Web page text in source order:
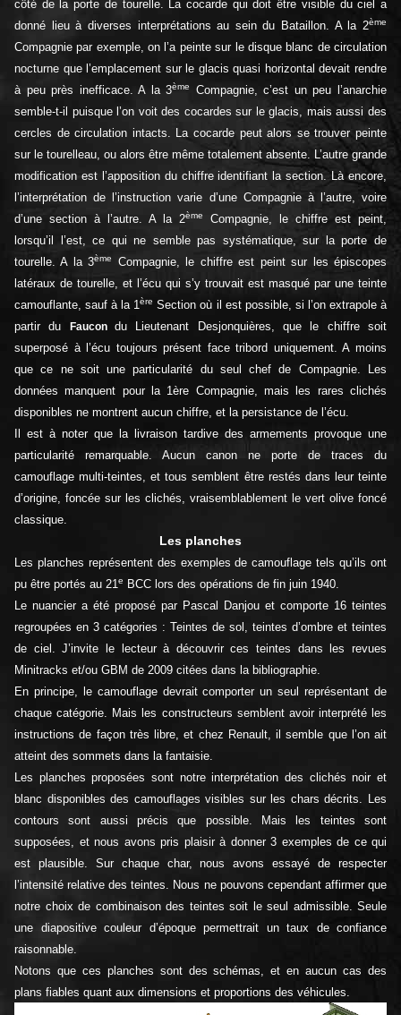
côté de la porte de tourelle. La cocarde qui doit être visible du ciel a
donné lieu à diverses interprétations au sein du Bataillon. A la 2ème
Compagnie par exemple, on l’a peinte sur le disque blanc de circulation
nocturne que l’emplacement sur le glacis quasi horizontal devait rendre
à peu près inefficace. A la 3ème
Compagnie, c’est un peu l’anarchie
semble-t-il puisque l’on voit des cocardes sur le glacis, mais aussi des
cercles de circulation intacts. La cocarde peut alors se trouver peinte
sur le tourelleau, ou alors être même totalement absente. L’autre grande
modification est l’apposition du chiffre identifiant la section. Là encore,
l’interprétation de l’instruction varie d’une Compagnie à l’autre, voire
d’une section à l’autre. A la 2ème
Compagnie, le chiffre est peint,
lorsqu’il l’est, ce qui ne semble pas systématique, sur la porte de
tourelle. A la 3ème
Compagnie, le chiffre est peint sur les épiscopes
latéraux de tourelle, et l’écu qui s’y trouvait est masqué par une teinte
camouflante, sauf à la 1ère Section où il est possible, si l’on extrapole à
partir du
Faucondu Lieutenant Desjonquières, que le chiffre soit
superposé à l’écu toujours présent face tribord uniquement. A moins
que ce ne soit une particularité du seul chef de Compagnie. Les
données manquent pour la 1ère Compagnie, mais les rares clichés
disponibles ne montrent aucun chiffre, et la persistance de l’écu.
Il est à noter que la livraison tardive des armements provoque une
particularité remarquable. Aucun canon ne porte de traces du
camouflage multi-teintes, et tous semblent être restés dans leur teinte
d’origine, foncée sur les clichés, vraisemblablement le vert olive foncé
classique.
Les planches
Les planches représentent des exemples de camouflage tels qu’ils ont
pu être portés au 21e
BCC lors des opérations de fin juin 1940.
Le nuancier a été proposé par Pascal Danjou et comporte 16 teintes
regroupées en 3 catégories : Teintes de sol, teintes d’ombre et teintes
de ciel. J’invite le lecteur à découvrir ces teintes dans les revues
Minitracks et/ou GBM de 2009 citées dans la bibliographie.
En principe, le camouflage devrait comporter un seul représentant de
chaque catégorie. Mais les constructeurs semblent avoir interprété les
instructions de façon très libre, et chez Renault, il semble que l’on ait
atteint des sommets dans la fantaisie.
Les planches proposées sont notre interprétation des clichés noir et
blanc disponibles des camouflages visibles sur les chars décrits. Les
contours sont aussi précis que possible. Mais les teintes sont
supposées, et nous avons pris plaisir à donner 3 exemples de ce qui
est plausible. Sur chaque char, nous avons essayé de respecter
l’intensité relative des teintes. Nous ne pouvons cependant affirmer que
notre choix de combinaison des teintes soit le seul admissible. Seule
une diapositive couleur d’époque permettrait un taux de confiance
raisonnable.
Notons que ces planches sont des schémas, et en aucun cas des
plans fiables quant aux dimensions et proportions des véhicules.